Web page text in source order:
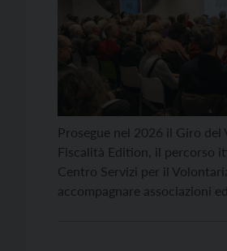
Prosegue nel 2026 il Giro
Fiscalità Edition, il percorso
Centro Servizi per il
accompagnare associazioni